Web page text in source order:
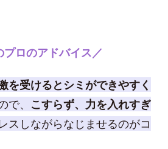
プロのアドバイス／
を受けるとシミができやすく
で、 こすらず、力を入れすぎ
スしながらなじませるのがコ